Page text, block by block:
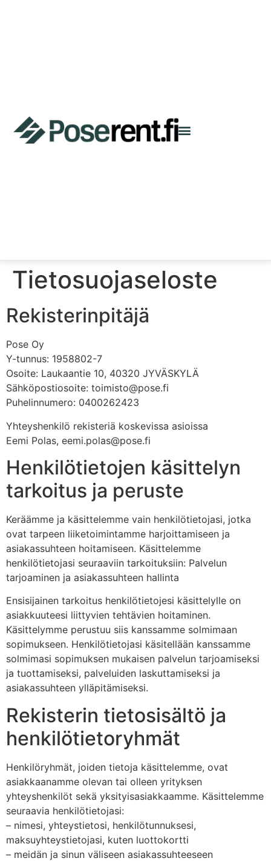
Tietosuojaseloste
Rekisterinpitäjä
Pose Oy
Y-tunnus: 1958802-7
Osoite: Laukaantie 10, 40320 JYVÄSKYLÄ
Sähköpostiosoite: toimisto@pose.fi
Puhelinnumero: 0400262423
Yhteyshenkilö rekisteriä koskevissa asioissa
Eemi Polas, eemi.polas@pose.fi
Henkilötietojen käsittelyn
tarkoitus ja peruste
Keräämme ja käsittelemme vain henkilötietojasi, jotka
ovat tarpeen liiketoimintamme harjoittamiseen ja
asiakassuhteen hoitamiseen. Käsittelemme
henkilötietojasi seuraaviin tarkoituksiin: Palvelun
tarjoaminen ja asiakassuhteen hallinta
Ensisijainen tarkoitus henkilötietojesi käsittelylle on
asiakkuuteesi liittyvien tehtävien hoitaminen.
Käsittelymme perustuu siis kanssamme solmimaan
sopimukseen. Henkilötietojasi käsitellään kanssamme
solmimasi sopimuksen mukaisen palvelun tarjoamiseksi
ja tuottamiseksi, palveluiden laskuttamiseksi ja
asiakassuhteen ylläpitämiseksi.
Rekisterin tietosisältö ja
henkilötietoryhmät
Henkilöryhmät, joiden tietoja käsittelemme, ovat
asiakkaanamme olevan tai olleen yrityksen
yhteyshenkilöt sekä yksityisasiakkaamme. Käsittelemme
seuraavia henkilötietojasi:
– nimesi, yhteystietosi, henkilötunnuksesi,
maksuyhteystietojasi, kuten luottokortti
– meidän ja sinun väliseen asiakassuhteeseen